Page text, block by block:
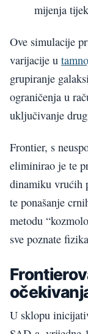
mijenja
Ove simulacije
varijacije u
grupiranje
ograničenja u
uključivanje
Frontier, s
eliminirao je te
dinamiku vrućih
te ponašanje
metodu
sve poznate
U sklopu